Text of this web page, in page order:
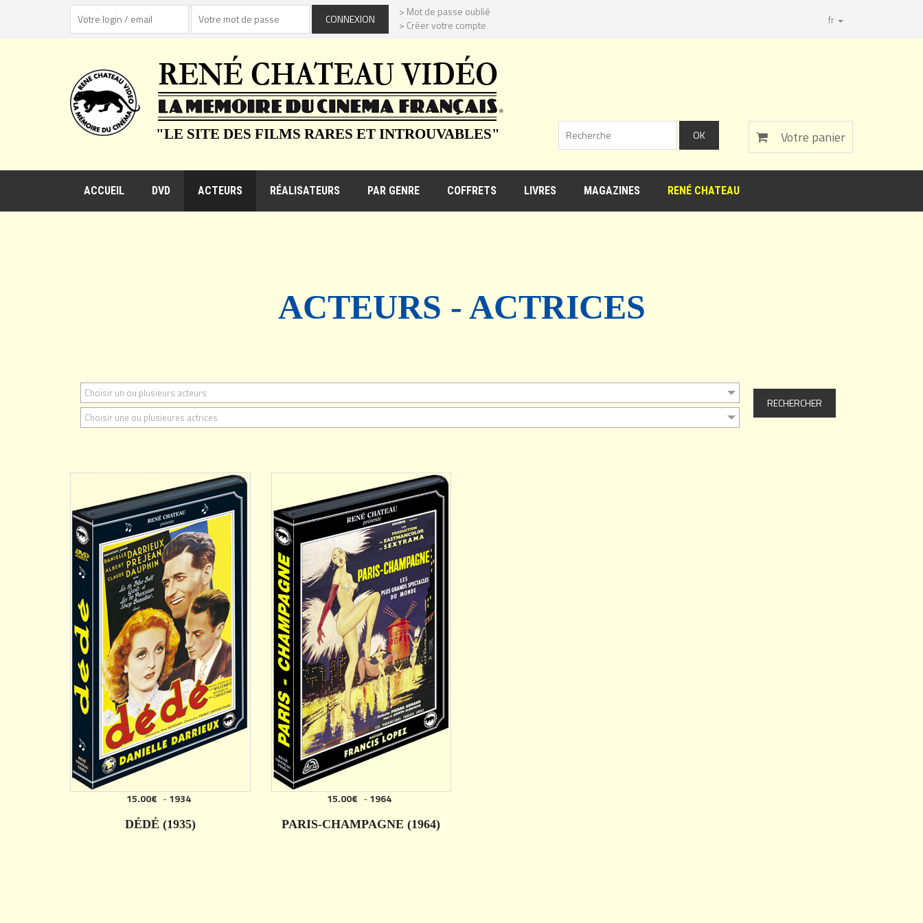
> Mot de passe oublié
> Créer votre compte
fr
"LE SITE DES FILMS RARES ET INTROUVABLES" Votre panier
ACCUEIL DVD ACTEURS RÉALISATEURS PAR GENRE COFFRETS LIVRES MAGAZINES RENÉ CHATEAU
ACTEURS - ACTRICES
Choisir un ou plusieurs acteurs
Choisir une ou plusieures actrices
AJOUTER
15.00€ -1934
DÉDÉ (1935)
AJOUTER
15.00€ -1964
PARIS-CHAMPAGNE (1964)